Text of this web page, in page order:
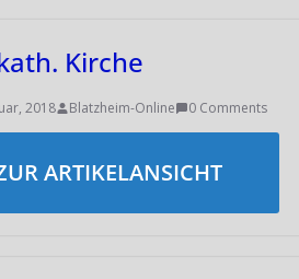
Kirche
2018 Blatzheim-Online 0 Comments
ARTIKELANSICHT